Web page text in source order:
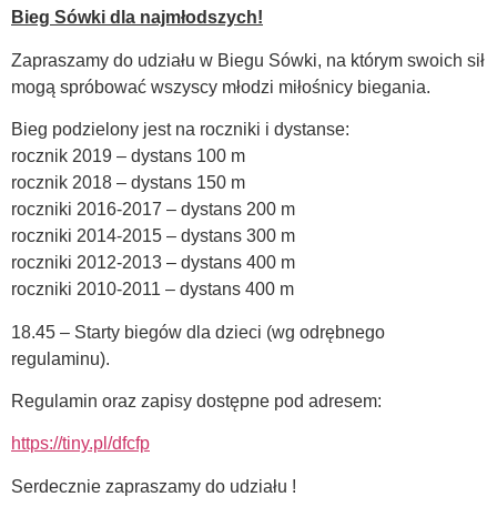
Bieg Sówki dla najmłodszych!
Zapraszamy do udziału w Biegu Sówki, na którym swoich sił
mogą spróbować wszyscy młodzi miłośnicy biegania.
Bieg podzielony jest na roczniki i dystanse:
rocznik 2019 – dystans 100 m
rocznik 2018 – dystans 150 m
roczniki 2016-2017 – dystans 200 m
roczniki 2014-2015 – dystans 300 m
roczniki 2012-2013 – dystans 400 m
roczniki 2010-2011 – dystans 400 m
18.45 – Starty biegów dla dzieci (wg odrębnego
regulaminu).
Regulamin oraz zapisy dostępne pod adresem:
https://tiny.pl/dfcfp
Serdecznie zapraszamy do udziału !